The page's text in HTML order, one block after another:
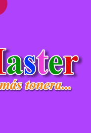
tiene una condena y que
10, Son del Duke, y más
La Bella Luz
a esposa de César